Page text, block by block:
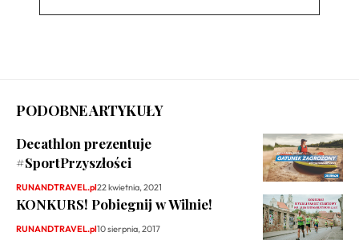
PODOBNE ARTYKUŁY
Decathlon prezentuje
#SportPrzyszłości
RUNANDTRAVEL.pl22 kwietnia, 2021
KONKURS! Pobiegnij w Wilnie!
RUNANDTRAVEL.pl10 sierpnia, 2017